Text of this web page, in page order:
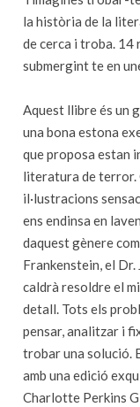
la història de la
de cerca i troba. 14
submergint te en
Aquest llibre és un
una bona estona
que proposa estan
literatura de terror.
il·lustracions
ens endinsa en
daquest gènere
Frankenstein, el Dr.
caldrà resoldre el
detall. Tots els
pensar, analitzar i
trobar una solució.
amb una edició
Charlotte Perkins